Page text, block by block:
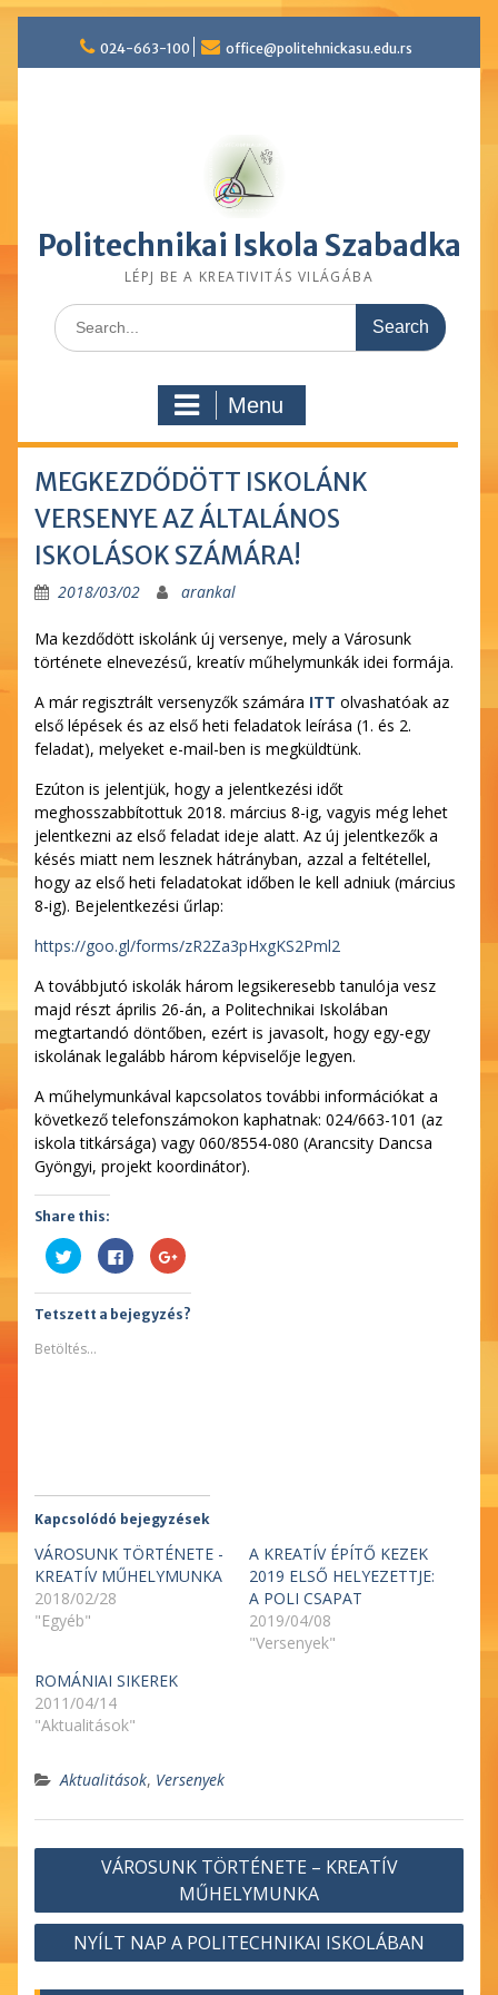
content
024-663-100 office@politehnickasu.edu.rs
Politechnikai Iskola Szabadka
LÉPJ BE A KREATIVITÁS VILÁGÁBA
Search
for:
Menu
MEGKEZDŐDÖTT ISKOLÁNK
VERSENYE AZ ÁLTALÁNOS
ISKOLÁSOK SZÁMÁRA!
2018/03/02 arankal
Ma kezdődött iskolánk új versenye, mely a Városunk
története elnevezésű, kreatív műhelymunkák idei formája.
A már regisztrált versenyzők számára ITT olvashatóak az
első lépések és az első heti feladatok leírása (1. és 2.
feladat), melyeket e-mail-ben is megküldtünk.
Ezúton is jelentjük, hogy a jelentkezési időt
meghosszabbítottuk 2018. március 8-ig, vagyis még lehet
jelentkezni az első feladat ideje alatt. Az új jelentkezők a
késés miatt nem lesznek hátrányban, azzal a feltétellel,
hogy az első heti feladatokat időben le kell adniuk (március
8-ig). Bejelentkezési űrlap:
https://goo.gl/forms/zR2Za3pHxgKS2Pml2
A továbbjutó iskolák három legsikeresebb tanulója vesz
majd részt április 26-án, a Politechnikai Iskolában
megtartandó döntőben, ezért is javasolt, hogy egy-egy
iskolának legalább három képviselője legyen.
A műhelymunkával kapcsolatos további információkat a
következő telefonszámokon kaphatnak: 024/663-101 (az
iskola titkársága) vagy 060/8554-080 (Arancsity Dancsa
Gyöngyi, projekt koordinátor).
Share this:
Kattints
ide
Twitter-
en
való
ablakban
nyílik
Facebookon
való
megosztáshoz
kattintás
ide.
(Új
Megosztás
a
plusszon(Új
ablakban
nyílik
Tetszett a bejegyzés?
Betöltés...
Kapcsolódó bejegyzések
VÁROSUNK TÖRTÉNETE -
KREATÍV MŰHELYMUNKA
2018/02/28
"Egyéb"
A KREATÍV ÉPÍTŐ KEZEK
2019 ELSŐ HELYEZETTJE:
A POLI CSAPAT
2019/04/08
"Versenyek"
ROMÁNIAI SIKEREK
2011/04/14
"Aktualitások"
Aktualitások, Versenyek
BejegyzésVÁROSUNK TÖRTÉNETE – KREATÍV
MŰHELYMUNKA
NYÍLT NAP A POLITECHNIKAI ISKOLÁBAN